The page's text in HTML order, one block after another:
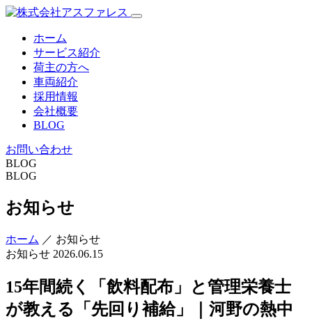
ホーム
サービス紹介
荷主の方へ
車両紹介
採用情報
会社概要
BLOG
お問い合わせ
BLOG
BLOG
お知らせ
ホーム ／ お知らせ
お知らせ 2026.06.15
15年間続く「飲料配布」と管理栄養士
が教える「先回り補給」｜河野の熱中